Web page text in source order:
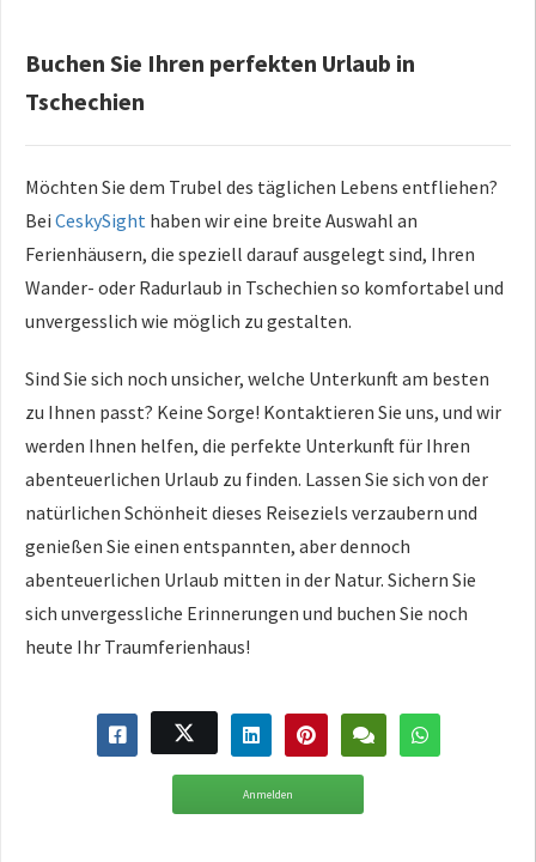
Buchen Sie Ihren perfekten Urlaub in
Tschechien
Möchten Sie dem Trubel des täglichen Lebens entfliehen?
Bei CeskySight haben wir eine breite Auswahl an
Ferienhäusern, die speziell darauf ausgelegt sind, Ihren
Wander- oder Radurlaub in Tschechien so komfortabel und
unvergesslich wie möglich zu gestalten.
Sind Sie sich noch unsicher, welche Unterkunft am besten
zu Ihnen passt? Keine Sorge! Kontaktieren Sie uns, und wir
werden Ihnen helfen, die perfekte Unterkunft für Ihren
abenteuerlichen Urlaub zu finden. Lassen Sie sich von der
natürlichen Schönheit dieses Reiseziels verzaubern und
genießen Sie einen entspannten, aber dennoch
abenteuerlichen Urlaub mitten in der Natur. Sichern Sie
sich unvergessliche Erinnerungen und buchen Sie noch
heute Ihr Traumferienhaus!
Anmelden